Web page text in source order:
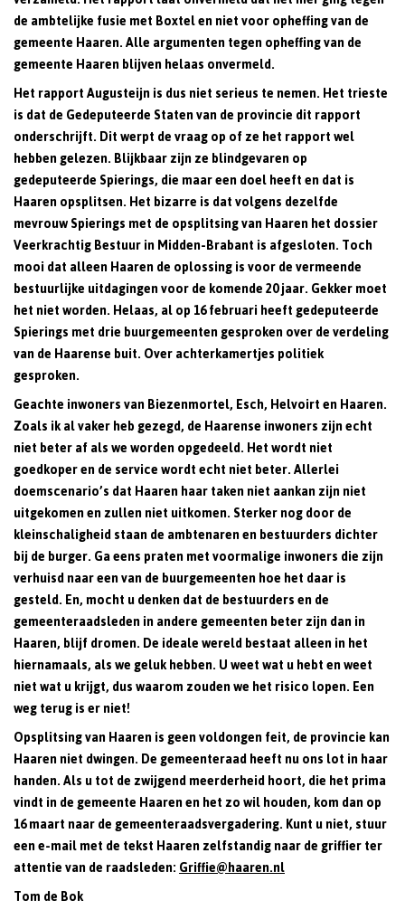
de ambtelijke fusie met Boxtel en niet voor opheffing van de
gemeente Haaren. Alle argumenten tegen opheffing van de
gemeente Haaren blijven helaas onvermeld.
Het rapport Augusteijn is dus niet serieus te nemen. Het trieste
is dat de Gedeputeerde Staten van de provincie dit rapport
onderschrijft. Dit werpt de vraag op of ze het rapport wel
hebben gelezen. Blijkbaar zijn ze blindgevaren op
gedeputeerde Spierings, die maar een doel heeft en dat is
Haaren opsplitsen. Het bizarre is dat volgens dezelfde
mevrouw Spierings met de opsplitsing van Haaren het dossier
Veerkrachtig Bestuur in Midden-Brabant is afgesloten. Toch
mooi dat alleen Haaren de oplossing is voor de vermeende
bestuurlijke uitdagingen voor de komende 20 jaar. Gekker moet
het niet worden. Helaas, al op 16 februari heeft gedeputeerde
Spierings met drie buurgemeenten gesproken over de verdeling
van de Haarense buit. Over achterkamertjes politiek
gesproken.
Geachte inwoners van Biezenmortel, Esch, Helvoirt en Haaren.
Zoals ik al vaker heb gezegd, de Haarense inwoners zijn echt
niet beter af als we worden opgedeeld. Het wordt niet
goedkoper en de service wordt echt niet beter. Allerlei
doemscenario’s dat Haaren haar taken niet aankan zijn niet
uitgekomen en zullen niet uitkomen. Sterker nog door de
kleinschaligheid staan de ambtenaren en bestuurders dichter
bij de burger. Ga eens praten met voormalige inwoners die zijn
verhuisd naar een van de buurgemeenten hoe het daar is
gesteld. En, mocht u denken dat de bestuurders en de
gemeenteraadsleden in andere gemeenten beter zijn dan in
Haaren, blijf dromen. De ideale wereld bestaat alleen in het
hiernamaals, als we geluk hebben. U weet wat u hebt en weet
niet wat u krijgt, dus waarom zouden we het risico lopen. Een
weg terug is er niet!
Opsplitsing van Haaren is geen voldongen feit, de provincie kan
Haaren niet dwingen. De gemeenteraad heeft nu ons lot in haar
handen. Als u tot de zwijgend meerderheid hoort, die het prima
vindt in de gemeente Haaren en het zo wil houden, kom dan op
16 maart naar de gemeenteraadsvergadering. Kunt u niet, stuur
een e-mail met de tekst Haaren zelfstandig naar de griffier ter
attentie van de raadsleden:Griffie@haaren.nl
Tom de Bok